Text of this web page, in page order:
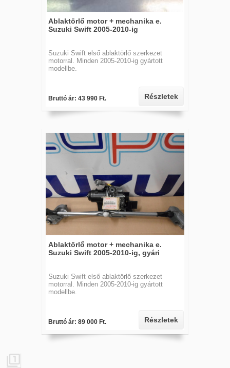
Ablaktörlő motor + mechanika e.
Suzuki Swift 2005-2010-ig
Suzuki Swift első ablaktörlő szerkezet
motorral. Minden 2005-2010-ig gyártott
modellbe.
Bruttó ár: 43 990 Ft. Részletek
Ablaktörlő motor + mechanika e.
Suzuki Swift 2005-2010-ig, gyári
Suzuki Swift első ablaktörlő szerkezet
motorral. Minden 2005-2010-ig gyártott
modellbe.
Bruttó ár: 89 000 Ft. Részletek
